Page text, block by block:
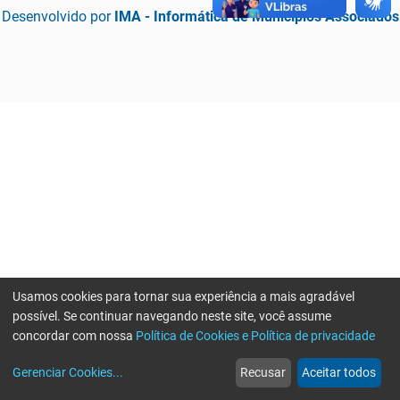
Desenvolvido por IMA - Informática de Municípios Associados
web
Notícias
more_horiz
Mais
Usamos cookies para tornar sua experiência a mais agradável
possível. Se continuar navegando neste site, você assume
concordar com nossa Política de Cookies e Política de privacidade
Gerenciar Cookies... Recusar Aceitar todos
Erro ao enviar informações, por favor tente novamente